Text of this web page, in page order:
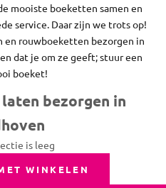
mooiste boeketten samen en
service. Daar zijn we trots op!
en rouwboeketten bezorgen in
dat je om ze geeft; stuur een
boeket!
bezorgen in
is leeg
WINKELEN